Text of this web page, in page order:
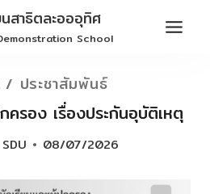
นสาธิตละอออุทิศ
School
/ ประชาสัมพันธ์
ครอง เรื่องประกันอุบัติเหตุ
08/07/2026